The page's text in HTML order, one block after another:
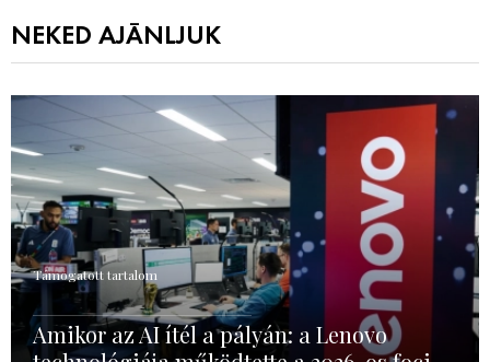
NEKED AJÁNLJUK
Támogatott tartalom
Amikor az AI ítél a pályán: a Lenovo